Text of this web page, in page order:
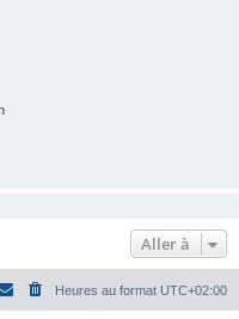
Aller à
Heures au format UTC+02:00